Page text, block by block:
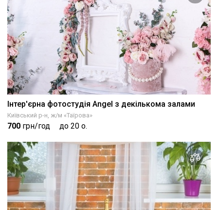
Інтер'єрна фотостудія Angel з декількома залами
Київський р-н, ж/м «Таїрова»
700 грн/год до 20 о.